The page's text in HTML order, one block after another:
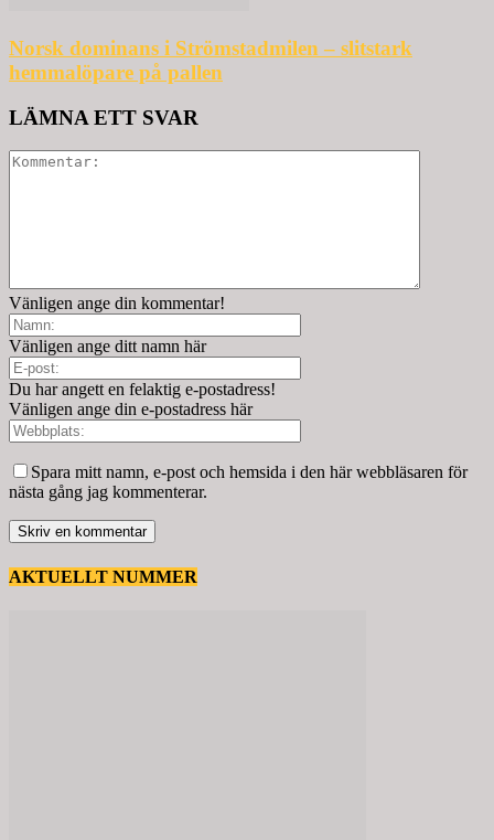
Norsk dominans i Strömstadmilen – slitstark
hemmalöpare på pallen
LÄMNA ETT SVAR
Vänligen ange din kommentar!
Vänligen ange ditt namn här
Du har angett en felaktig e-postadress!
Vänligen ange din e-postadress här
Spara mitt namn, e-post och hemsida i den här webbläsaren för
nästa gång jag kommenterar.
AKTUELLT NUMMER